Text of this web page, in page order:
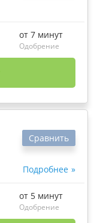
от 7 минут
Одобрение
Подробнее
Сравнить
от 5 минут
Одобрение